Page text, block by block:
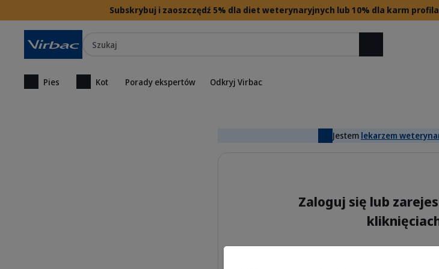
Subskrybuj i zaoszczędź 5% dla diet weterynaryjnych lub 10% dla karm
Pies Kot Porady ekspertów Odkryj Virbac
Jestem lekarzem
Zaloguj się lub